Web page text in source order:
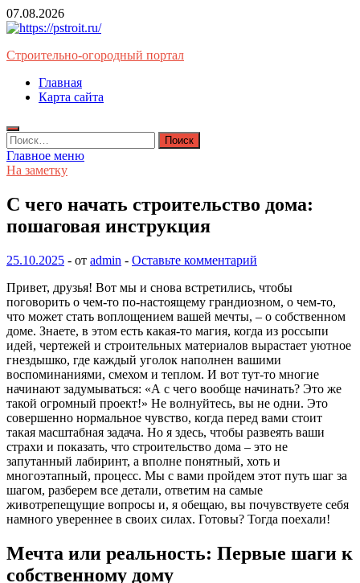
Перейти
к
07.08.2026
Строительно-огородный портал
Главная
Карта сайта
Найти:
Главное меню
На заметку
С чего начать строительство дома:
пошаговая инструкция
25.10.2025 - от admin - Оставьте комментарий
Привет, друзья! Вот мы и снова встретились, чтобы
поговорить о чем-то по-настоящему грандиозном, о чем-то,
что может стать воплощением вашей мечты, – о собственном
доме. Знаете, в этом есть какая-то магия, когда из россыпи
идей, чертежей и строительных материалов вырастает уютное
гнездышко, где каждый уголок наполнен вашими
воспоминаниями, смехом и теплом. И вот тут-то многие
начинают задумываться: «А с чего вообще начинать? Это же
такой огромный проект!» Не волнуйтесь, вы не одни. Это
совершенно нормальное чувство, когда перед вами стоит
такая масштабная задача. Но я здесь, чтобы развеять ваши
страхи и показать, что строительство дома – это не
запутанный лабиринт, а вполне понятный, хоть и
многоэтапный, процесс. Мы с вами пройдем этот путь шаг за
шагом, разберем все детали, ответим на самые
животрепещущие вопросы и, я обещаю, вы почувствуете себя
намного увереннее в своих силах. Готовы? Тогда поехали!
Мечта или реальность: Первые шаги к
собственному дому